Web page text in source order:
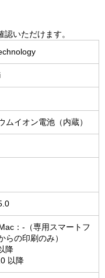
いただけます。
ムイオン電池（内蔵）
：-（専用スマートフ
らの印刷のみ）
降
以降